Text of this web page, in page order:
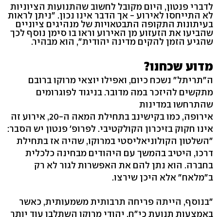
לדברי פנטון, היום מקובל לחשוב שהתנועות הציוניות
לא התייחסו לאירוע - אך הדבר אינו נכון. "ניתן לראות
בעיתונות התקופה התבטאויות של מנהיגים ציוניים
שהביעו את הזעזוע מן האירוע וראו בו סימן נוסף לכך
שהגיע הזמן להקים מדינה יהודית", הוא מבהיר.
מדוע שכחנו?
ה"תריתל" נשכח כיום, ואפילו יוצאי מרוקו ברובם
מתקשים להיזכר במה מדובר. בניגוד לפוגרומים
שהתרחשו במדינות
אירופה, כמו בקישינב בתחילת המאה ה-20, אירוע זה
אינו חקוק בזיכרון הקולקטיבי. לפרופ' פנטון יש הסבר:
"השלטון הקולוניאליסטי במרוקו, שהיה אז בתחילת
דרכו, היטיב בהמשך עם היהודים מבחינה כלכלית
בחברה. הוא נתן להם את האפשרות לגור לא רק
ב"מלאח" אלא היכן שירצו.
"בנוסף, הייתה פריחה תרבותית משמעותית, כאשר
באמצעות תנועת כי"ח, יהודי מרוקו השתלבו עוד יותר